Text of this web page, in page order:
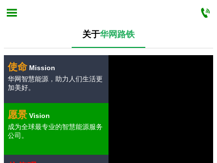
 
关于华网路铁
使命 Mission
华网智慧能源，助力人们生活更
加美好。
愿景 Vision
成为全球最专业的智慧能源服务
公司。

 业务范围

 工程案例
 招聘专栏